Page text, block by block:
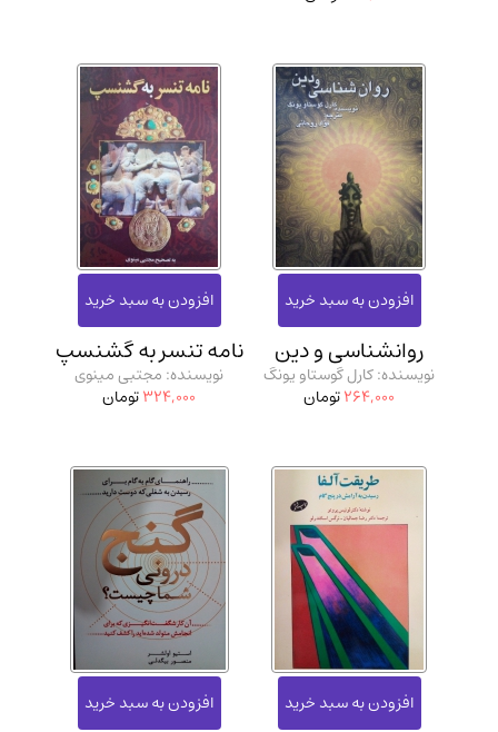
روانشناسی و دین
نویسنده: کارل گوستاو یونگ
264,000تومان
نامه تنسر به گشنسپ
نویسنده: مجتبی مینوی
324,000تومان